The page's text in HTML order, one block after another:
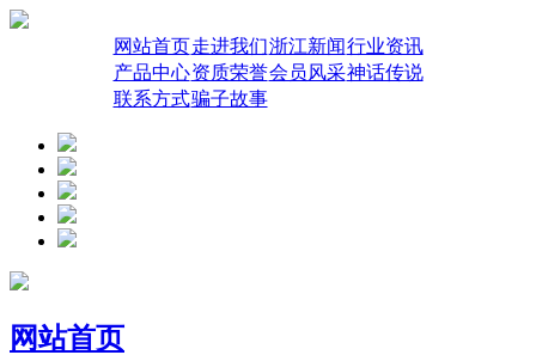
网站首页走进我们浙江新闻行业资讯
产品中心资质荣誉会员风采神话传说
联系方式骗子故事
网站首页